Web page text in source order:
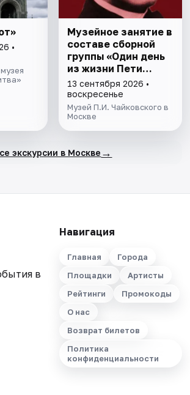
•
Музейное занятие в
составе сборной
группы «Один день
из жизни Пети
Чайковскогo»
13 сентября 2026 •
воскресенье
Музей П.И. Чайковского в
Москве
экскурсии в Москве →
в
Навигация
Главная
Города
Площадки
Артисты
Рейтинги
Промокоды
О нас
Возврат билетов
Политика
конфиденциальности